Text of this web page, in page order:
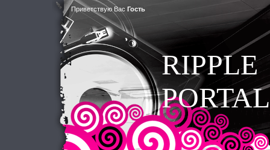
Приветствую Вас Гость
RIPPLE
PORTAL